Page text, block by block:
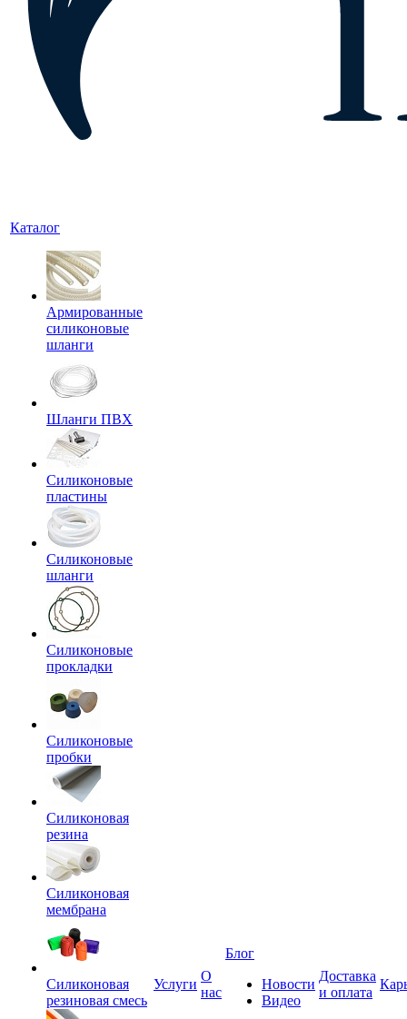
Каталог
Армированные
силиконовые
шланги
Шланги ПВХ
Силиконовые
пластины
Силиконовые
шланги
Силиконовые
прокладки
Силиконовые
пробки
Силиконовая
резина
Силиконовая
мембрана
Силиконовая
резиновая смесь
Услуги
О
нас
Блог
Новости
Видео
Доставка
и оплата